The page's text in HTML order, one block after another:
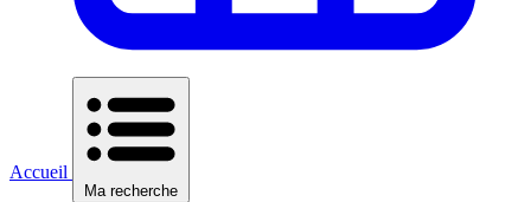
Accueil
Ma recherche